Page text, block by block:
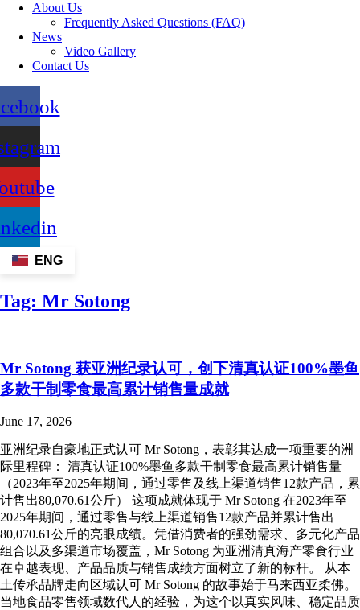
About Us
Frequently Asked Questions (FAQ)
News
Video Gallery
Contact Us
ENG
Tag: Mr Sotong
Mr Sotong 获亚洲纪录认可，创下清真认证100%墨鱼
多款干制零食最高累计销售量成就
June 17, 2026
亚洲纪录自豪地正式认可 Mr Sotong，表彰其达成一项重要的洲
际里程碑： 清真认证100%墨鱼多款干制零食最高累计销售量
（2023年至2025年期间，通过零售及线上渠道销售12款产品，累
计售出80,070.61公斤） 这项成就体现于 Mr Sotong 在2023年至
2025年期间，通过零售与线上渠道销售12款产品并累计售出
80,070.61公斤的亮眼成绩。凭借消费者的强劲需求、多元化产品
组合以及多渠道市场覆盖，Mr Sotong 为亚洲清真海产零食行业
在卓越表现、产品品质与销售成绩方面树立了新的标杆。 从本
土传承品牌走向区域认可 Mr Sotong 的故事始于马来西亚柔佛。
当地食品零售领域数代人的经验，为这个以真实风味、稳定品质